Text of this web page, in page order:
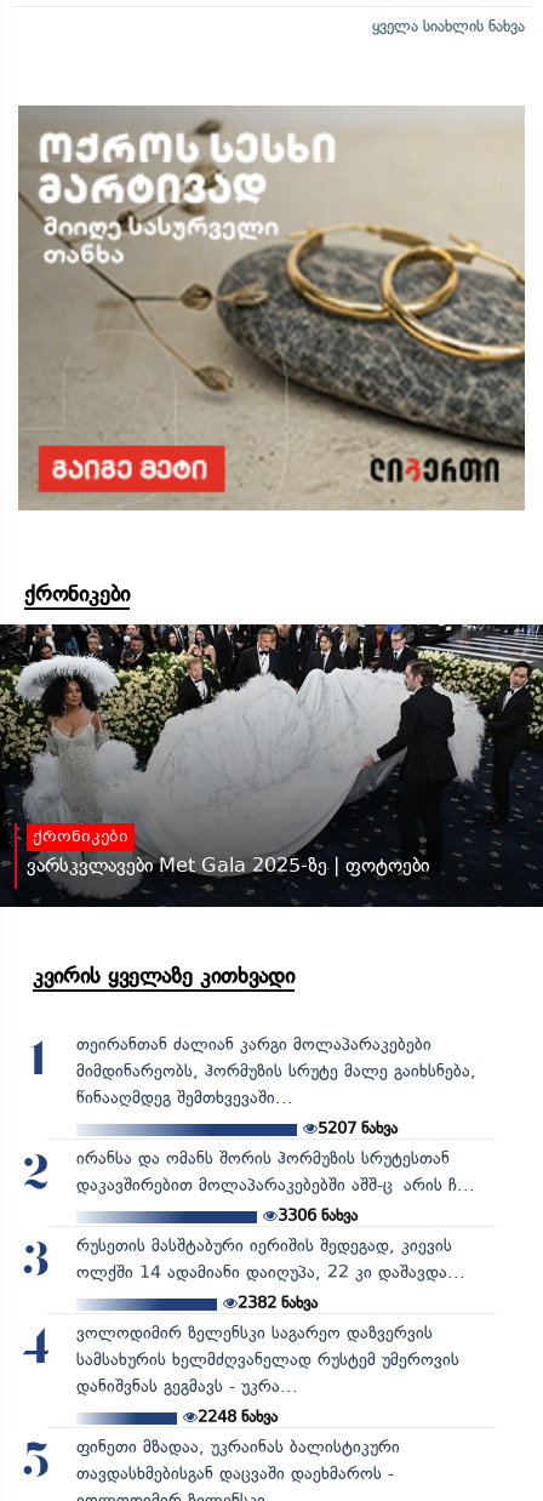
ყველა სიახლის ნახვა
ქრონიკები
ქრონიკები
ვარსკვლავები Met Gala 2025-ზე | ფოტოები
კვირის ყველაზე კითხვადი
1
თეირანთან ძალიან კარგი მოლაპარაკებები
მიმდინარეობს, ჰორმუზის სრუტე მალე გაიხსნება,
წინააღმდეგ შემთხვევაში...
5207 ნახვა
2
ირანსა და ომანს შორის ჰორმუზის სრუტესთან
დაკავშირებით მოლაპარაკებებში აშშ-ც არის ჩ...
3306ნახვა
3
რუსეთის მასშტაბური იერიშის შედეგად, კიევის
ოლქში 14 ადამიანი დაიღუპა, 22 კი დაშავდა...
2382ნახვა
4
ვოლოდიმირ ზელენსკი საგარეო დაზვერვის
სამსახურის ხელმძღვანელად რუსტემ უმეროვის
დანიშვნას გეგმავს - უკრა...
2248ნახვა
5
ფინეთი მზადაა, უკრაინას ბალისტიკური
თავდასხმებისგან დაცვაში დაეხმაროს -